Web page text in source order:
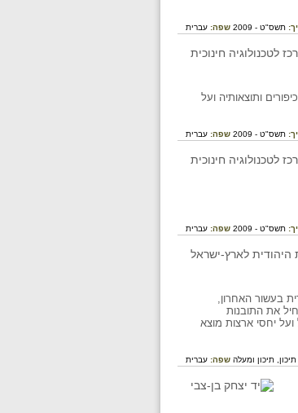
תשס"ט - 2009 שפה: עברית
ותוצאותיה ועל
תשס"ט - 2009 שפה: עברית
תשס"ט - 2009 שפה: עברית
בעשור האחרון,
את התובנות
ועל יחסי ארצות מוצא
תיכון, תיכון ומעלה שפה: עברית